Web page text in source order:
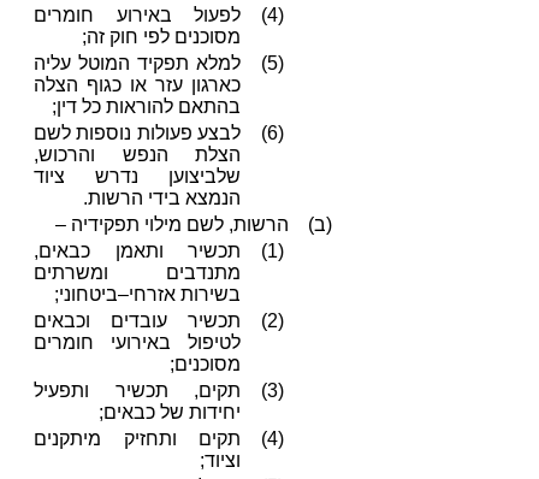
(4)
לפעול באירוע חומרים
מסוכנים לפי חוק זה;
(5)
למלא תפקיד המוטל עליה
כארגון עזר או כגוף הצלה
בהתאם להוראות כל דין;
(6)
לבצע פעולות נוספות לשם
הצלת הנפש והרכוש,
שלביצוען נדרש ציוד
הנמצא בידי הרשות.
(ב)
הרשות, לשם מילוי תפקידיה –
(1)
תכשיר ותאמן כבאים,
מתנדבים ומשרתים
בשירות אזרחי–ביטחוני;
(2)
תכשיר עובדים וכבאים
לטיפול באירועי חומרים
מסוכנים;
(3)
תקים, תכשיר ותפעיל
יחידות של כבאים;
(4)
תקים ותחזיק מיתקנים
וציוד;